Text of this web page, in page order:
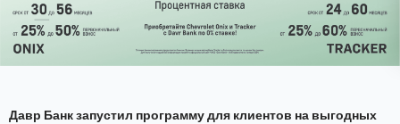
Давр Банк запустил программу для клиентов на выгодных